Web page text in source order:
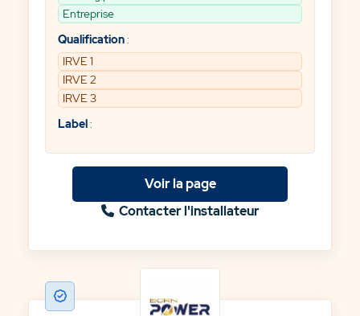
Entreprise
Qualification:
IRVE 1
IRVE 2
IRVE 3
Label:
Voir la page
Contacter l'installateur